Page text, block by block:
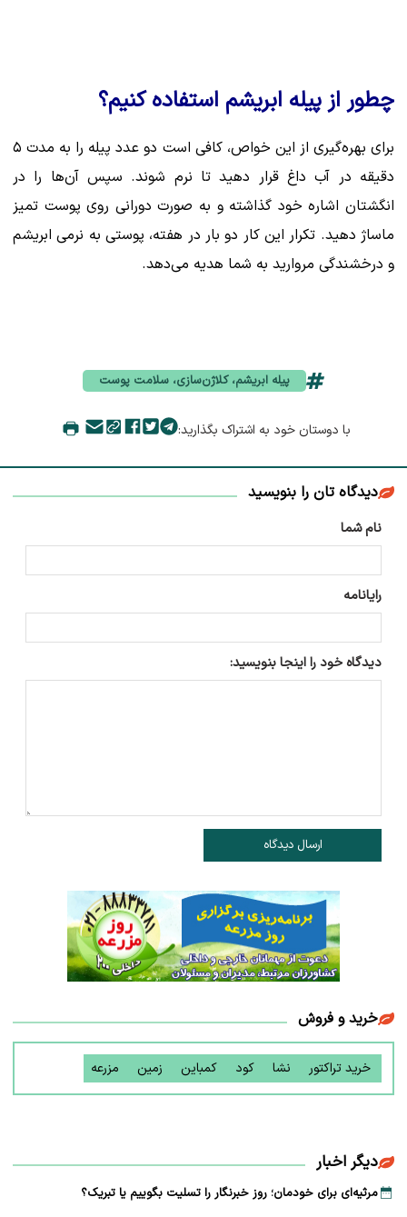
چطور از پیله ابریشم استفاده کنیم؟
برای بهره‌گیری از این خواص، کافی است دو عدد پیله را به مدت ۵
دقیقه در آب داغ قرار دهید تا نرم شوند. سپس آن‌ها را در
انگشتان اشاره خود گذاشته و به صورت دورانی روی پوست تمیز
ماساژ دهید. تکرار این کار دو بار در هفته، پوستی به نرمی ابریشم
و درخشندگی مروارید به شما هدیه می‌دهد.
پیله ابریشم، کلاژن‌سازی، سلامت پوست
با دوستان خود به اشتراک بگذارید:
دیدگاه تان را بنویسید
نام شما
رایانامه
دیدگاه خود را اینجا بنویسید:
ارسال دیدگاه
خرید و فروش
خرید تراکتور نشا کود کمباین زمین مزرعه
دیگر اخبار
مرثیه‌ای برای خودمان؛ روز خبرنگار را تسلیت بگوییم یا تبریک؟